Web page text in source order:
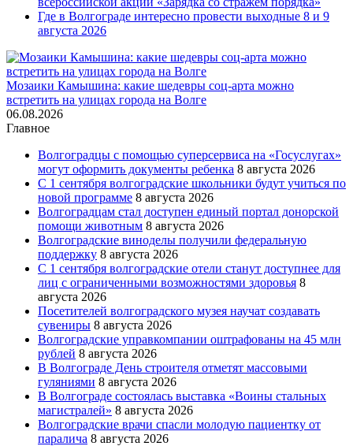
Где в Волгограде интересно провести выходные 8 и 9
августа 2026
Мозаики Камышина: какие шедевры соц-арта можно
встретить на улицах города на Волге
06.08.2026
Главное
Волгоградцы с помощью суперсервиса на «Госуслугах»
могут оформить документы ребенка 8 августа 2026
С 1 сентября волгоградские школьники будут учиться по
новой программе 8 августа 2026
Волгоградцам стал доступен единый портал донорской
помощи животным 8 августа 2026
Волгоградские виноделы получили федеральную
поддержку 8 августа 2026
С 1 сентября волгоградские отели станут доступнее для
лиц с ограниченными возможностями здоровья 8
августа 2026
Посетителей волгоградского музея научат создавать
сувениры 8 августа 2026
Волгоградские управкомпании оштрафованы на 45 млн
рублей 8 августа 2026
В Волгограде День строителя отметят массовыми
гуляниями 8 августа 2026
В Волгограде состоялась выставка «Воины стальных
магистралей» 8 августа 2026
Волгоградские врачи спасли молодую пациентку от
паралича 8 августа 2026